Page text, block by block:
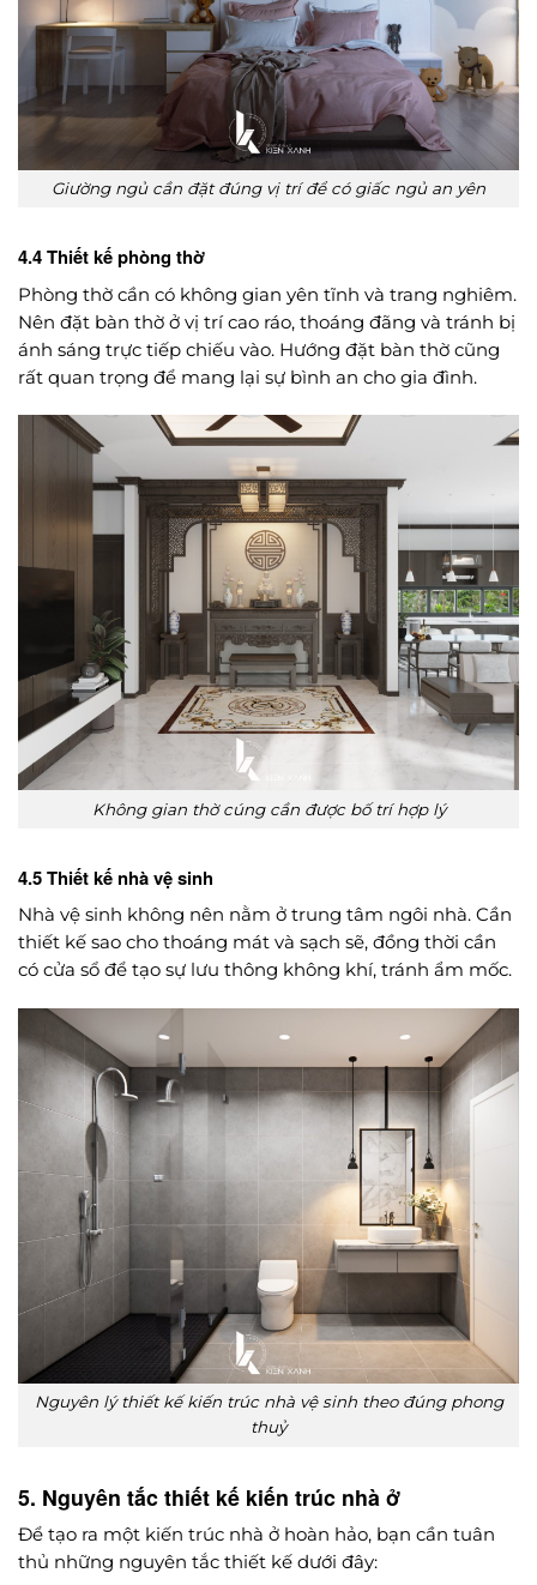
Giường ngủ cần đặt đúng vị trí để có giấc ngủ an yên
4.4 Thiết kế phòng thờ
Phòng thờ cần có không gian yên tĩnh và trang nghiêm.
Nên đặt bàn thờ ở vị trí cao ráo, thoáng đãng và tránh bị
ánh sáng trực tiếp chiếu vào. Hướng đặt bàn thờ cũng
rất quan trọng để mang lại sự bình an cho gia đình.
Không gian thờ cúng cần được bố trí hợp lý
4.5 Thiết kế nhà vệ sinh
Nhà vệ sinh không nên nằm ở trung tâm ngôi nhà. Cần
thiết kế sao cho thoáng mát và sạch sẽ, đồng thời cần
có cửa sổ để tạo sự lưu thông không khí, tránh ẩm mốc.
Nguyên lý thiết kế kiến trúc nhà vệ sinh theo đúng phong
thuỷ
5. Nguyên tắc thiết kế kiến trúc nhà ở
Để tạo ra một kiến trúc nhà ở hoàn hảo, bạn cần tuân
thủ những nguyên tắc thiết kế dưới đây: